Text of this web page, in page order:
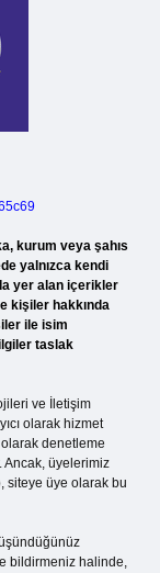
kurum veya şahıs
yalnızca kendi
yer alan içerikler
kişiler hakkında
ile isim
taslak
ve İletişim
olarak hizmet
denetleme
Ancak, üyelerimiz
siteye üye olarak bu
bildirmeniz halinde,